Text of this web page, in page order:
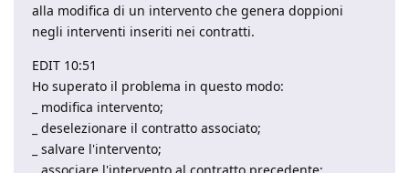
alla modifica di un intervento che genera doppioni
negli interventi inseriti nei contratti.
EDIT 10:51
Ho superato il problema in questo modo:
_ modifica intervento;
_ deselezionare il contratto associato;
_ salvare l'intervento;